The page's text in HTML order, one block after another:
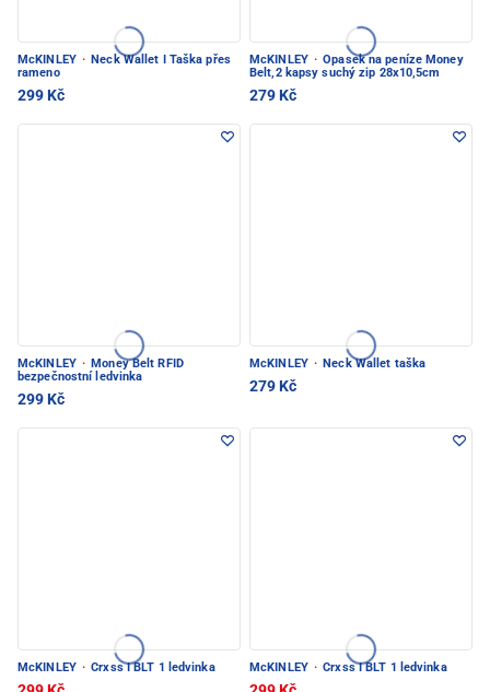
McKINLEY · Neck Wallet I Taška přes
rameno
299 Kč
McKINLEY · Opasek na peníze Money
Belt,2 kapsy suchý zip 28x10,5cm
279 Kč
McKINLEY · Money Belt RFID
bezpečnostní ledvinka
299 Kč
McKINLEY · Neck Wallet taška
279 Kč
McKINLEY · Crxss I BLT 1 ledvinka McKINLEY · Crxss I BLT 1 ledvinka